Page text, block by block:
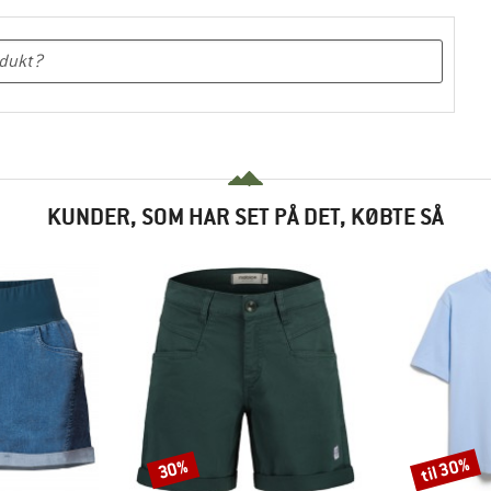
KUNDER, SOM HAR SET PÅ DET, KØBTE SÅ
Rabat
30% Rabat
til 30%